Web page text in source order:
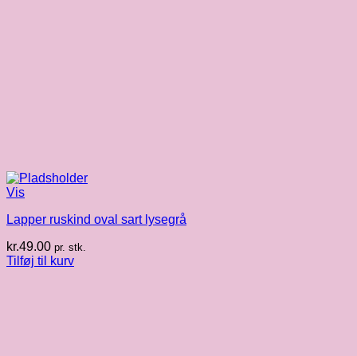
Vis
Lapper ruskind oval sart lysegrå
kr.49.00 pr. stk.
Tilføj til kurv